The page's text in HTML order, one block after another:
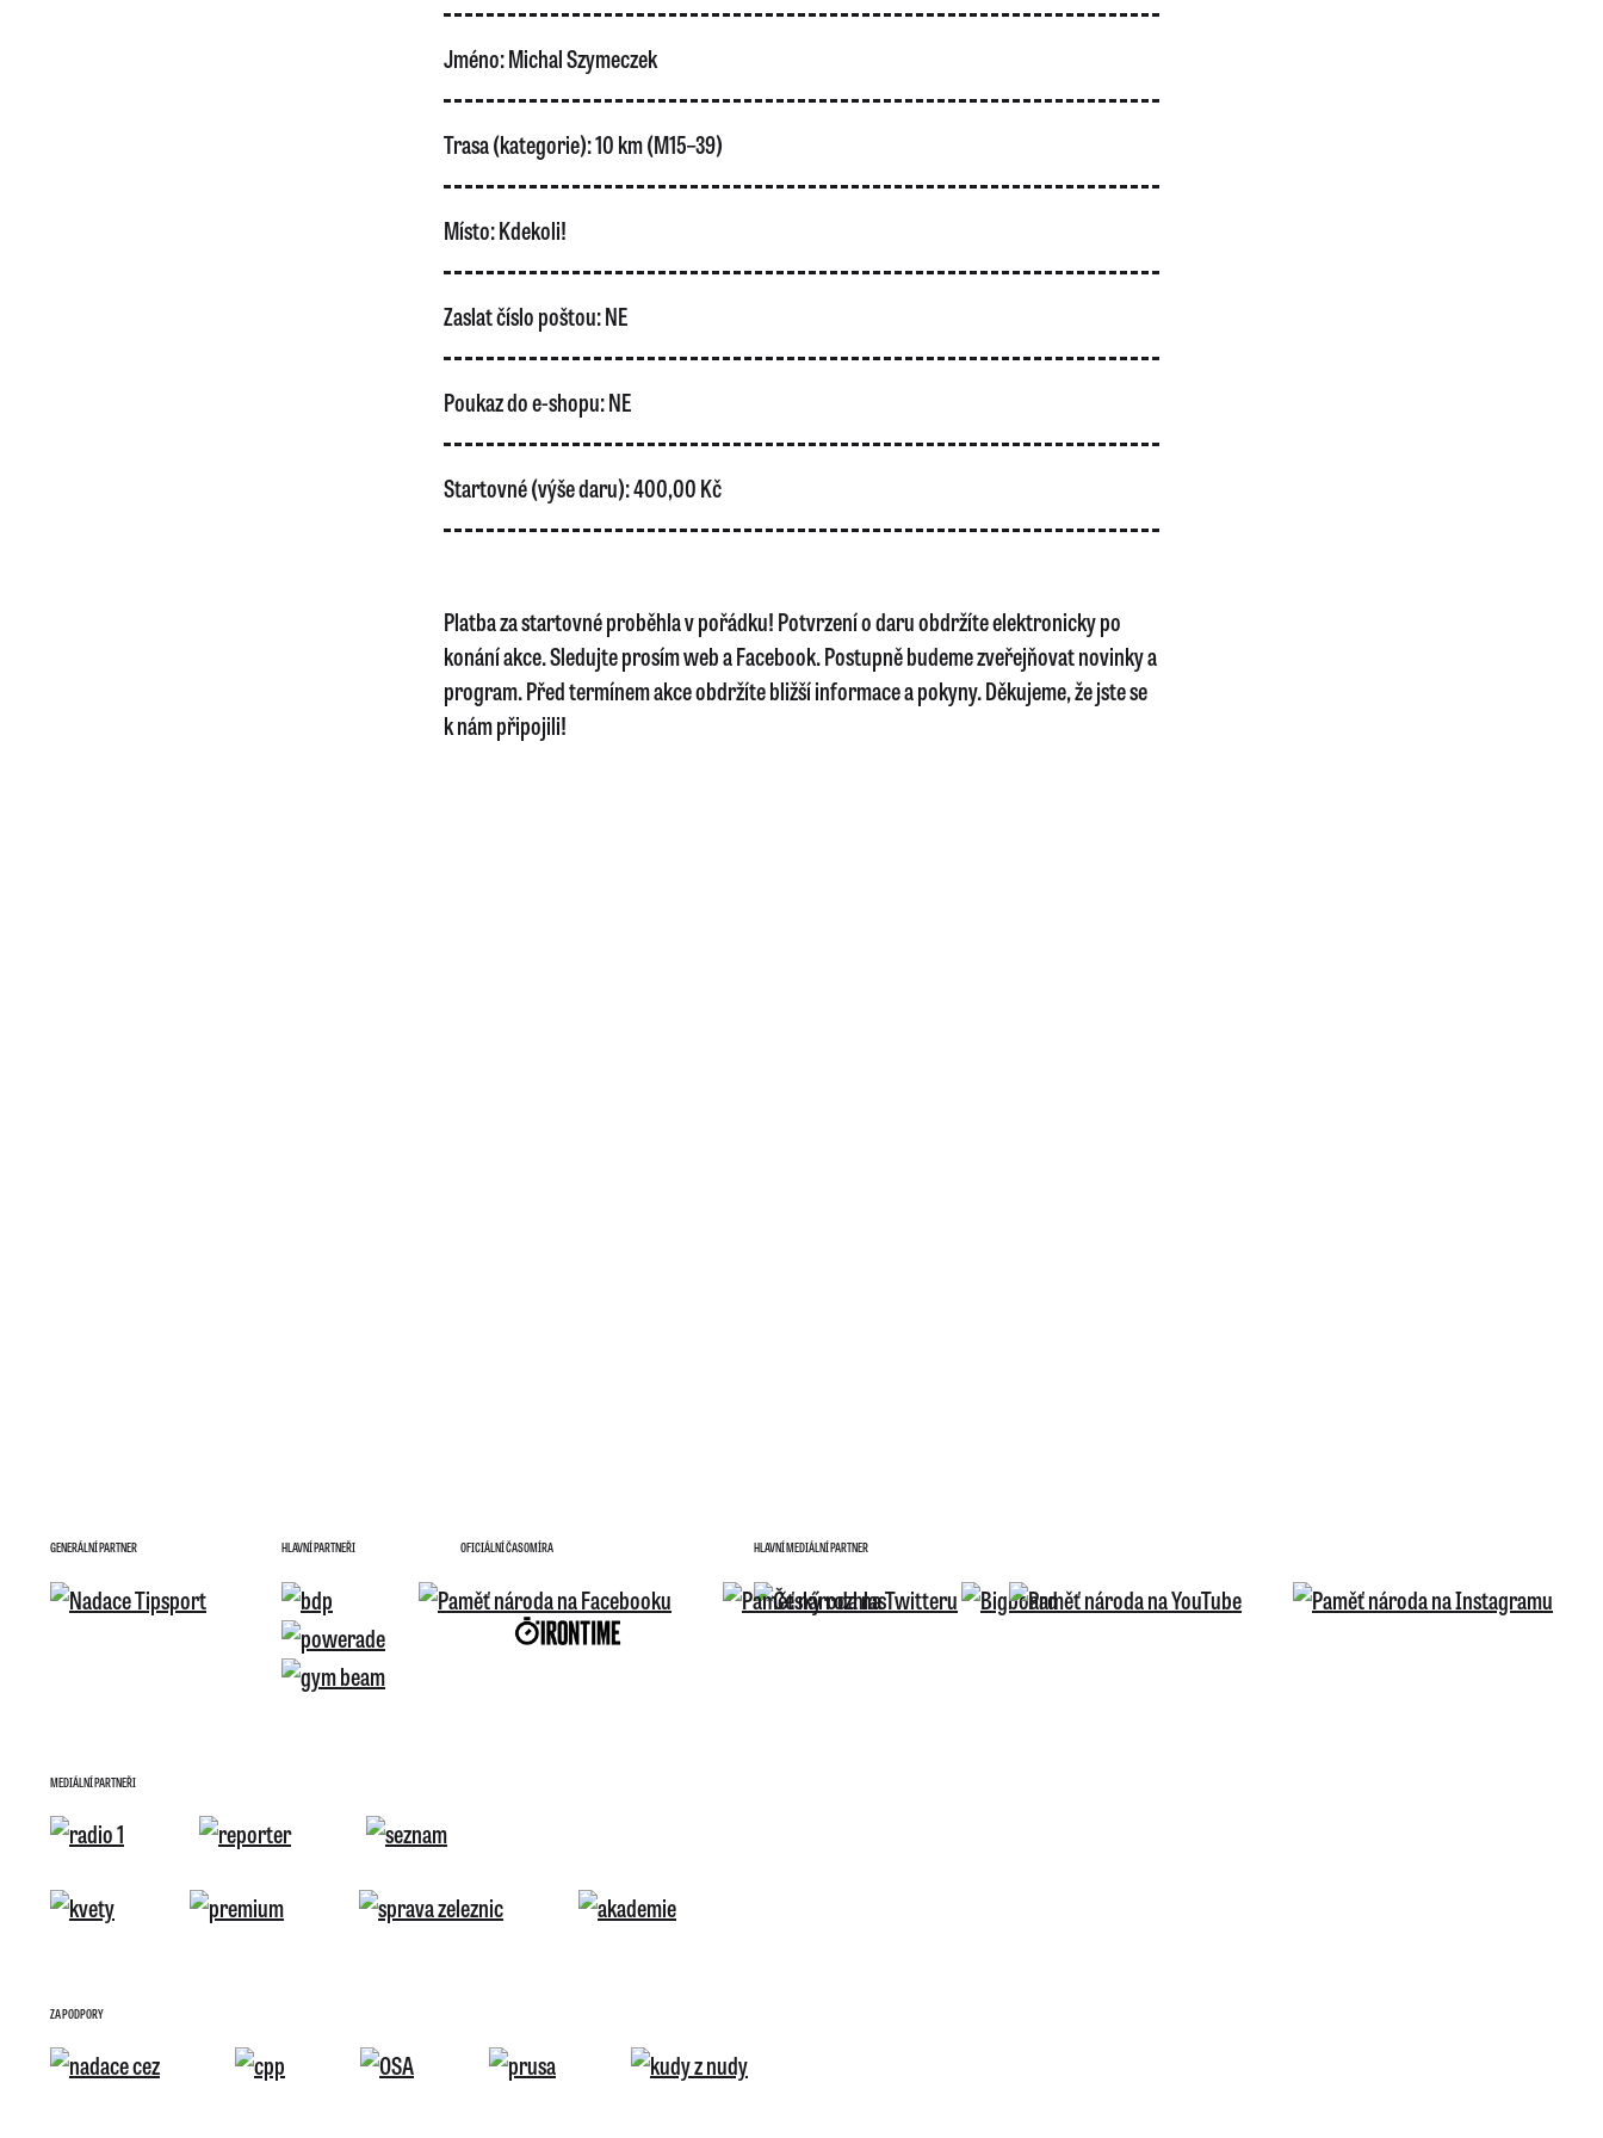
Jméno:Michal Szymeczek
Trasa (kategorie):10 km (M15–39)
Místo:Kdekoli!
Zaslat číslo poštou:NE
Poukaz do e-shopu:NE
Startovné (výše daru):400,00 Kč
Platba za startovné proběhla v pořádku! Potvrzení o daru obdržíte elektronicky po
konání akce. Sledujte prosím web a Facebook. Postupně budeme zveřejňovat novinky a
program. Před termínem akce obdržíte bližší informace a pokyny. Děkujeme, že jste se
k nám připojili!
GENERÁLNÍ PARTNER HLAVNÍ PARTNEŘI OFICIÁLNÍ ČASOMÍRA HLAVNÍ MEDIÁLNÍ PARTNER
MEDIÁLNÍ PARTNEŘI
ZA PODPORY